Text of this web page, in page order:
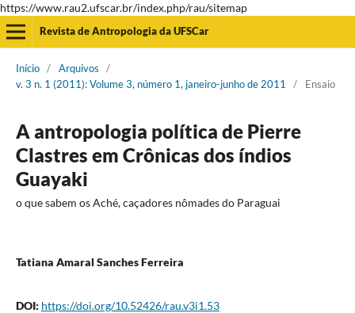
https://www.rau2.ufscar.br/index.php/rau/sitemap
Revista de Antropologia da UFSCar
Início / Arquivos
/
v. 3 n. 1 (2011): Volume 3, número 1, janeiro-junho de 2011
/ Ensaio
A antropologia política de Pierre
Clastres em Crônicas dos índios
Guayaki
o que sabem os Aché, caçadores nômades do Paraguai
Tatiana Amaral Sanches Ferreira
DOI: https://doi.org/10.52426/rau.v3i1.53